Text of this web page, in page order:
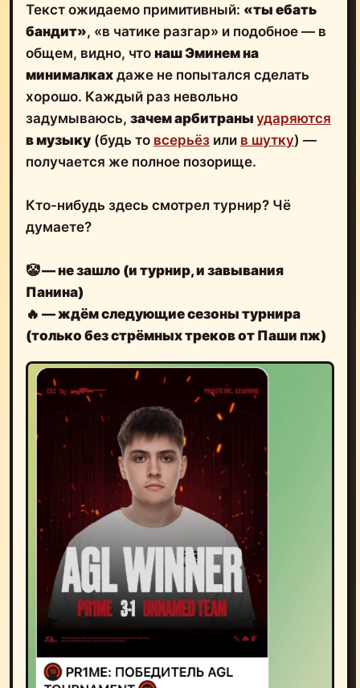
Текст ожидаемо примитивный: «ты ебать
бандит», «в чатике разгар» и подобное — в
общем, видно, что наш Эминем на
минималках даже не попытался сделать
хорошо. Каждый раз невольно
задумываюсь, зачем арбитраны ударяются
в музыку (будь то всерьёз или в шутку) —
получается же полное позорище.
Кто-нибудь здесь смотрел турнир? Чё
думаете?
🤡 — не зашло (и турнир, и завывания
Панина)
🔥 — ждём следующие сезоны турнира
(только без стрёмных треков от Паши пж)